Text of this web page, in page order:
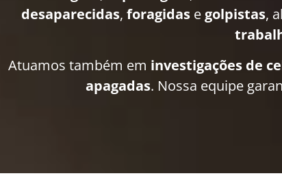
desaparecidas, foragidas e golpistas,
Atuamos também em investigações de
apagadas. Nossa equipe